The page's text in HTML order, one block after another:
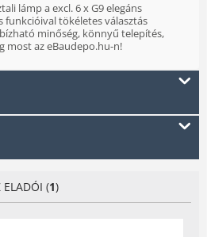
lámp a excl. 6 x G9 elegáns
funkcióival tökéletes választás
minőség, könnyű telepítés,
most az eBaudepo.hu-n!
ELADÓI (1)